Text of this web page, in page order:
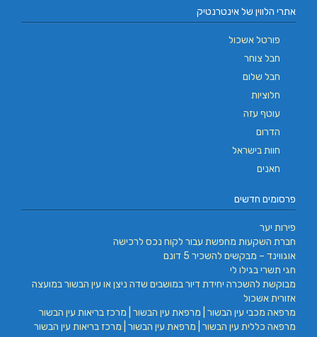
אתרי הלווין של אינטרנטיק
פורטל אשכול
חבל צוחר
חבל שלום
חלוציות
עוטף עזה
הדרום
חוות בישראל
חאנים
פרסומים חדשים
פירות יער
חברת השקעות מחפשת עבור לקוח נכס לרכישה
אוגווינד – מבקשים להשכיר 5 דונם
חגי תשרי בגילו לי
מבוקשת להשכרה יחידת דיור במושבים שדה ניצן או עין הבשור במועצה
אזורית אשכול
מרפאה מכבי עין הבשור | מרפאת עין הבשור | מרכז בריאות עין הבשור
מרפאה כללית עין הבשור | מרפאת עין הבשור | מרכז בריאות עין הבשור